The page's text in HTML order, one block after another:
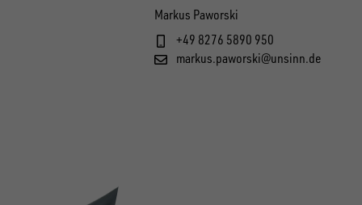
Markus Paworski
+49 8276 5890 950
markus.paworski@unsinn.de